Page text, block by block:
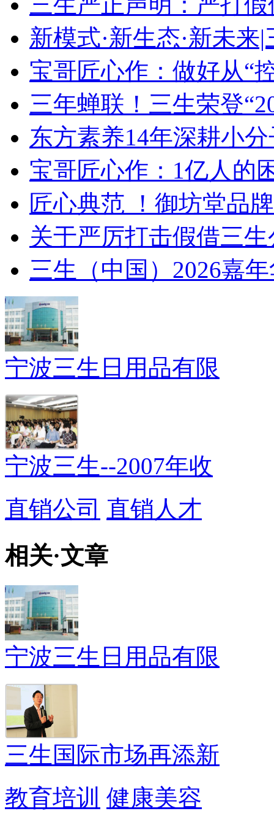
新模式·新生态·新未
宝哥匠心作：做好从“
三年蝉联！三生荣登
东方素养14年深耕小
宝哥匠心作：1亿人的
匠心典范 ！御坊堂品
关于严厉打击假借三
三生（中国）2026嘉
宁波三生日用品有限
宁波三生--2007年收
直销公司 直销人才
相关·文章
宁波三生日用品有限
三生国际市场再添新
教育培训 健康美容